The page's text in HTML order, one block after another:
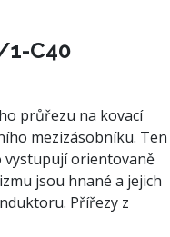
1-C40
průřezu na kovací
mezizásobníku. Ten
vystupují orientovaně
jsou hnané a jejich
Přířezy z